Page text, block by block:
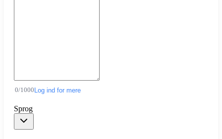
0/1000 Log ind for mere
Sprog